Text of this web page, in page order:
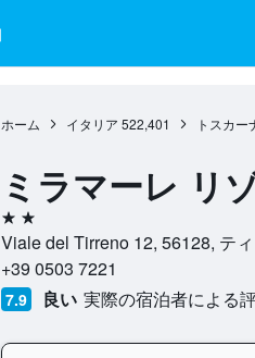
ホーム イタリア 522,401 トスカー
ミラマーレ リ
2つ星
Viale del Tirreno 12, 56128, テ
+39 0503 7221
7.9 良い 実際の宿泊者による